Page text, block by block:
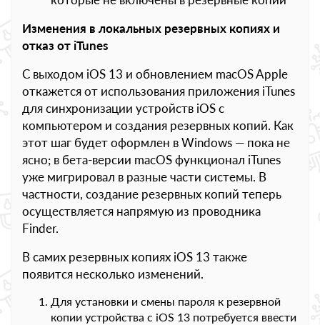
Изменения в локальных резервных копиях и
отказ от iTunes
С выходом iOS 13 и обновлением macOS Apple
откажется от использования приложения iTunes
для синхронизации устройств iOS с
компьютером и создания резервных копий. Как
этот шаг будет оформлен в Windows — пока не
ясно; в бета-версии macOS функционал iTunes
уже мигрировал в разные части системы. В
частности, создание резервных копий теперь
осуществляется напрямую из проводника
Finder.
В самих резервных копиях iOS 13 также
появится несколько изменений.
Для установки и смены пароля к резервной
копии устройства с iOS 13 потребуется ввести